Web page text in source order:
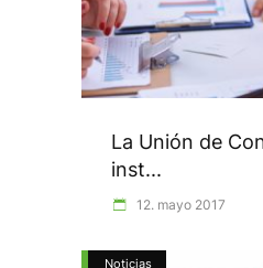
La Unión de
inst...
12. mayo 2017
Noticias